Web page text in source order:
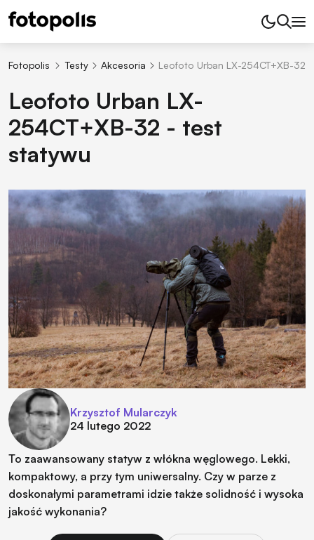
Fotopolis Testy Akcesoria Leofoto Urban LX-254CT+XB-32
Leofoto Urban LX-
254CT+XB-32 - test
statywu
Krzysztof Mularczyk
24 lutego 2022
To zaawansowany statyw z włókna węglowego. Lekki,
kompaktowy, a przy tym uniwersalny. Czy w parze z
doskonałymi parametrami idzie także solidność i wysoka
jakość wykonania?